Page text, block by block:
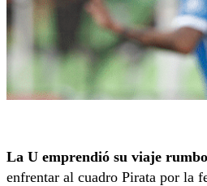
La U emprendió su viaje
enfrentar al cuadro Pirata por la